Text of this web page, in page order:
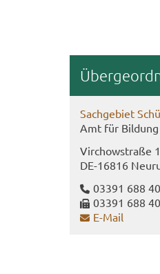
Sach­ge­biet
Amt für Bil­dung
Virch­ow­stra­ße
DE-​16816
03391 688
03391 688
E-​Mail